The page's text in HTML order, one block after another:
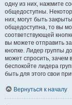
одну из них, нажмите
общедоступны.
них, могут быть
общедоступна, то вы
соответствующей
вы можете отправить
кнопке. Лидер группы
может спросить, зачем
беспокойте лидера
быть для этого свои
Вернуться к началу